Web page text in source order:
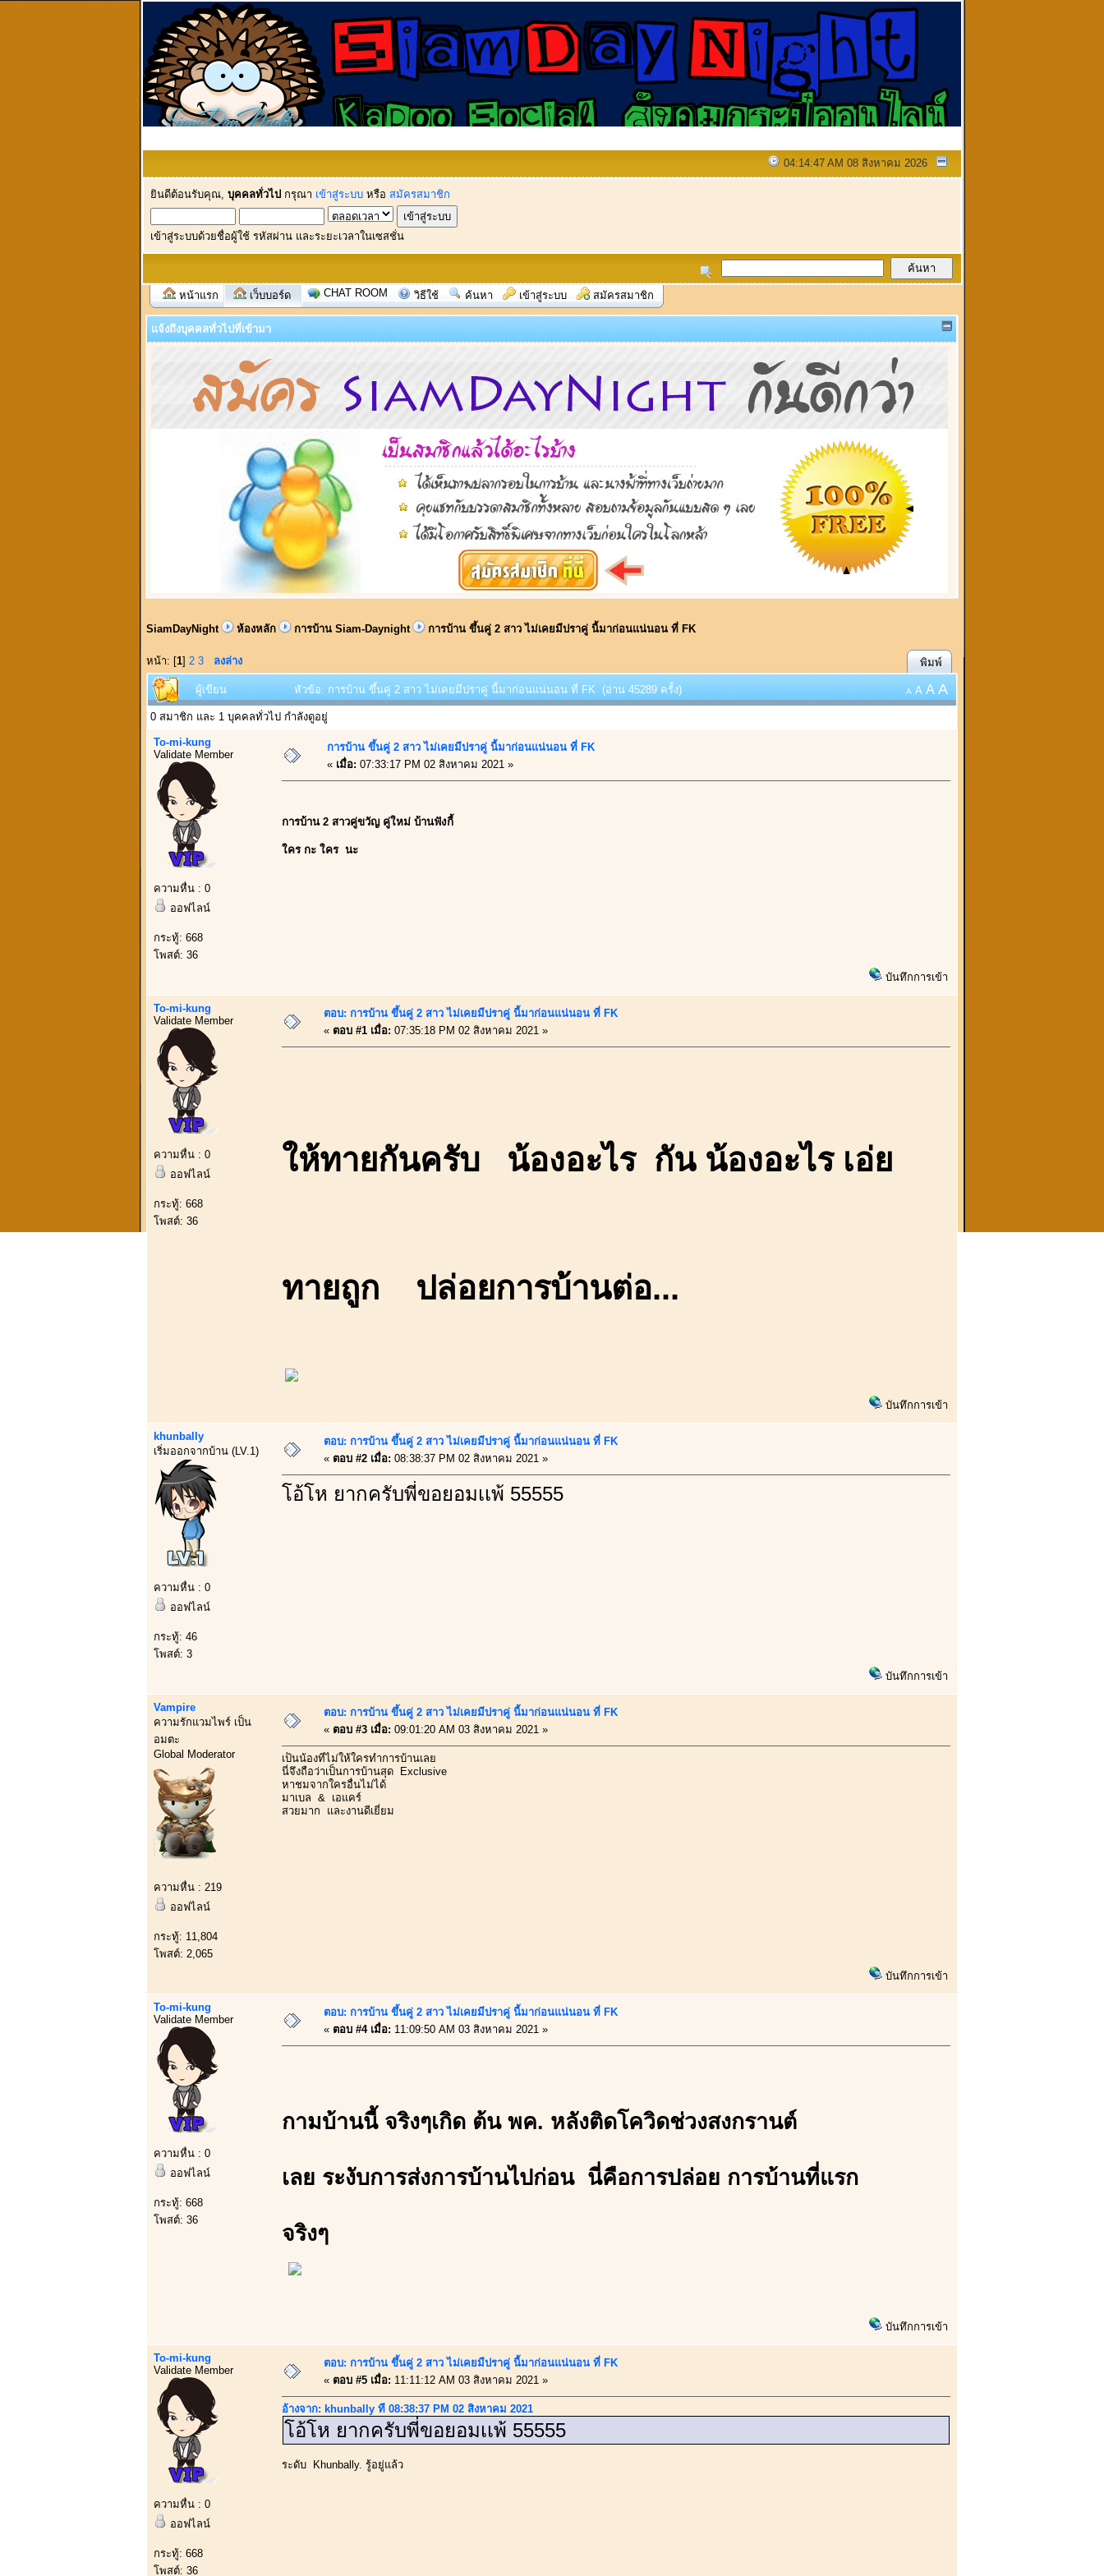
04:14:47 AM 08 สิงหาคม 2026
ยินดีต้อนรับคุณ, บุคคลทั่วไป กรุณา เข้าสู่ระบบ หรือ สมัครสมาชิก
เข้าสู่ระบบด้วยชื่อผู้ใช้ รหัสผ่าน และระยะเวลาในเซสชั่น
หน้าแรก เว็บบอร์ด CHAT ROOM วิธีใช้ ค้นหา เข้าสู่ระบบ สมัครสมาชิก
แจ้งถึงบุคคลทั่วไปที่เข้ามา
SiamDayNight ห้องหลัก การบ้าน Siam-Daynight การบ้าน ขึ้นคู่ 2 สาว ไม่เคยมีปราคู่ นี้มาก่อนแน่นอน ที่ FK
หน้า: [1] 2 3 ลงล่าง พิมพ์
ผู้เขียน หัวข้อ: การบ้าน ขึ้นคู่ 2 สาว ไม่เคยมีปราคู่ นี้มาก่อนแน่นอน ที่ FK (อ่าน 45289 ครั้ง) A A A A
0 สมาชิก และ 1 บุคคลทั่วไป กำลังดูอยู่
To-mi-kung
Validate Member
ความหื่น : 0
ออฟไลน์
กระทู้: 668
โพสต์: 36
การบ้าน ขึ้นคู่ 2 สาว ไม่เคยมีปราคู่ นี้มาก่อนแน่นอน ที่ FK
« เมื่อ: 07:33:17 PM 02 สิงหาคม 2021 »
การบ้าน 2 สาวคู่ขวัญ คู่ใหม่ บ้านฟังกี้
ใคร กะ ใคร นะ
บันทึกการเข้า
To-mi-kung
Validate Member
ความหื่น : 0
ออฟไลน์
กระทู้: 668
โพสต์: 36
ตอบ: การบ้าน ขึ้นคู่ 2 สาว ไม่เคยมีปราคู่ นี้มาก่อนแน่นอน ที่ FK
« ตอบ #1 เมื่อ: 07:35:18 PM 02 สิงหาคม 2021 »
ให้ทายกันครับ น้องอะไร กัน น้องอะไร เอ่ย
ทายถูก ปล่อยการบ้านต่อ...
บันทึกการเข้า
khunbally
เริ่มออกจากบ้าน (LV.1)
ความหื่น : 0
ออฟไลน์
กระทู้: 46
โพสต์: 3
ตอบ: การบ้าน ขึ้นคู่ 2 สาว ไม่เคยมีปราคู่ นี้มาก่อนแน่นอน ที่ FK
« ตอบ #2 เมื่อ: 08:38:37 PM 02 สิงหาคม 2021 »
โอ้โห ยากครับพี่ขอยอมเเพ้ 55555
บันทึกการเข้า
Vampire
ความรักแวมไพร์ เป็น
อมตะ
Global Moderator
ความหื่น : 219
ออฟไลน์
กระทู้: 11,804
โพสต์: 2,065
ตอบ: การบ้าน ขึ้นคู่ 2 สาว ไม่เคยมีปราคู่ นี้มาก่อนแน่นอน ที่ FK
« ตอบ #3 เมื่อ: 09:01:20 AM 03 สิงหาคม 2021 »
เป็นน้องที่ไม่ให้ใครทำการบ้านเลย
นี่จึงถือว่าเป็นการบ้านสุด Exclusive
หาชมจากใครอื่นไม่ได้
มาเบล & เอแคร์
สวยมาก และงานดีเยี่ยม
บันทึกการเข้า
To-mi-kung
Validate Member
ความหื่น : 0
ออฟไลน์
กระทู้: 668
โพสต์: 36
ตอบ: การบ้าน ขึ้นคู่ 2 สาว ไม่เคยมีปราคู่ นี้มาก่อนแน่นอน ที่ FK
« ตอบ #4 เมื่อ: 11:09:50 AM 03 สิงหาคม 2021 »
กามบ้านนี้ จริงๆเกิด ต้น พค. หลังติดโควิดช่วงสงกรานต์
เลย ระงับการส่งการบ้านไปก่อน นี่คือการปล่อย การบ้านที่แรก
จริงๆ
บันทึกการเข้า
To-mi-kung
Validate Member
ความหื่น : 0
ออฟไลน์
กระทู้: 668
โพสต์: 36
ตอบ: การบ้าน ขึ้นคู่ 2 สาว ไม่เคยมีปราคู่ นี้มาก่อนแน่นอน ที่ FK
« ตอบ #5 เมื่อ: 11:11:12 AM 03 สิงหาคม 2021 »
อ้างจาก: khunbally ที่ 08:38:37 PM 02 สิงหาคม 2021
โอ้โห ยากครับพี่ขอยอมเเพ้ 55555
ระดับ Khunbally. รู้อยู่แล้ว